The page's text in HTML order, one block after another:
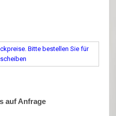
Bitte bestellen Sie für
auf Anfrage